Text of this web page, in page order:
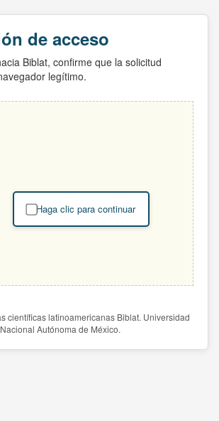
de acceso
Biblat, confirme que la solicitud
legítimo.
Haga clic para continuar
científicas latinoamericanas Biblat. Universidad
Nacional Autónoma de México.